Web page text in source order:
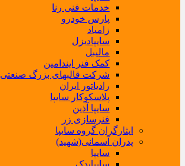
خدمات فنی رنا
پارس خودرو
زامیاد
سایپادیزل
مالیبل
کمک فنر ایندامین
شرکت قالبهای بزرگ صنعتی
رادیاتور ایران
پلاسکوکار سایپا
سایپا آذین
فنرسازی زر
ایثارگران گروه سایپا
پدران آسمانی(شهید)
سایپا
سایپایدک